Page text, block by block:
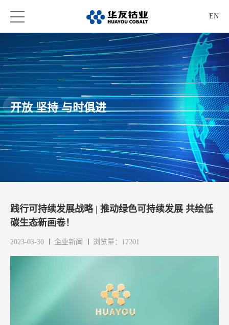
EN
开放 坚持 与时俱进
践行可持续发展战略 | 推动绿色可持续发展 共绘低
碳生态新画卷！
2023-03-30 企业新闻 浏览量：12201